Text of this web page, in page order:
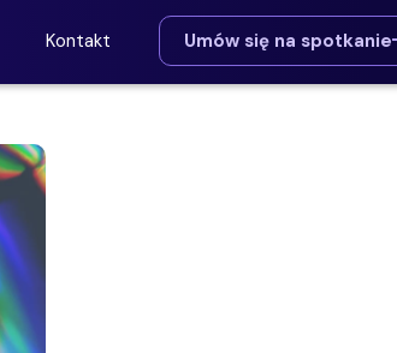
Kontakt Umów się na spotkanie